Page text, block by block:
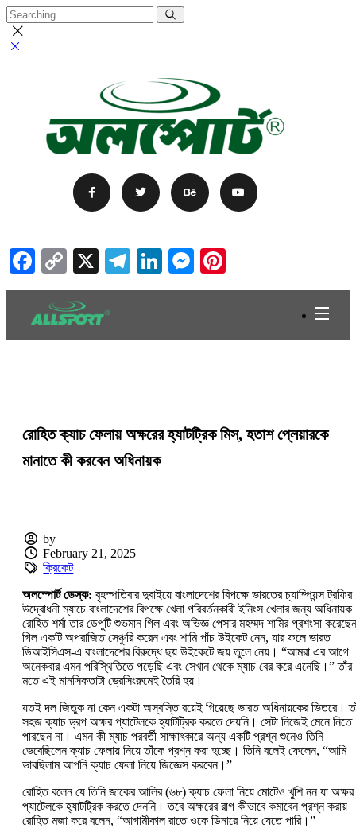
Facebook
Copy
Link
X Telegram
LinkedIn
Messenger
রোহিত ক্যাচ ফেলায় অক্ষরের হ্যাটট্রিক মিস, হতাশ প্লেয়ারকে
মানাতে কী করবেন অধিনায়ক
by
February 21, 2025
ক্রিকেট
অলস্পোর্ট ডেস্ক: বৃহস্পতিবার দুবাইয়ে বাংলাদেশের বিপক্ষে ভারতের চ্যাম্পিয়ন্স ট্রফির
উদ্বোধনী ম্যাচে বাংলাদেশের বিপক্ষে খেলা পরিবর্তনকারী ইনিংস খেলার জন্য অধিনায়ক
রোহিত শর্মা তার ডেপুটি শুভমান গিল এবং অভিজ্ঞ পেসার মহম্মদ শামির প্রশংসা
গিল একটি অপরাজিত সেঞ্চুরি করেন এবং শামি পাঁচ উইকেট নেন, যার ফলে ভারত
ডিআইসিএস-এ বাংলাদেশের বিরুদ্ধে ছয় উইকেটে জয় তুলে নেয়। “আমরা এর আগে
অনেকবার এমন পরিস্থিতিতে পড়েছি এবং সেখান থেকে ম্যাচ বের করে এনেছি।” তাঁর
মতে এই মানসিকতাটা ড্রেসিংরুমেই তৈরি হয়।
যতই দল জিতুক না কেন একটা অস্বস্তি রয়েই গিয়েছে ভারত অধিনায়কের ভিতরে।
সহজ ক্যাচ ড্রপ অক্ষর প্যাটেলকে হ্যাটট্রিক করতে দেয়নি। সেটা নিজেই মেনে নিতে
পারছেন না। এমন কী ম্যাচ পরবর্তী সাক্ষাৎকারে অন্য একটি প্রশ্ন শুনেও তিনি
ভেবেছিলেন ক্যাচ ফেলায় নিয়ে তাঁকে প্রশ্ন করা হচ্ছে। তিনি বলেই ফেলেন, “আমি
ভাবছিলাম আপনি ক্যাচ ফেলা নিয়ে জিজ্ঞেস করবেন।”
রোহিত বলেন যে তিনি জাকের আলির (৬৮) ক্যাচ ফেলা নিয়ে মোটেও খুশি নন যা অক্ষর
প্যাটেলকে হ্যাটট্রিক করতে দেননি। তবে অক্ষরের রাগ কীভাবে কমাবেন প্রশ্ন করায়
রোহিত মজা করে বলেন, “আগামীকাল রাতে ওকে ডিনারে নিয়ে যেতে পারি।”